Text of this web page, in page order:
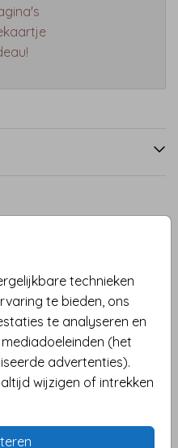
technieken
te bieden, ons
te analyseren en
(het
advertenties).
wijzigen of intrekken
vast met dit schattige
een lieve tekening
speelse en charmante
voor het
en bijzondere
tijdens de
een uniek en dierbaar